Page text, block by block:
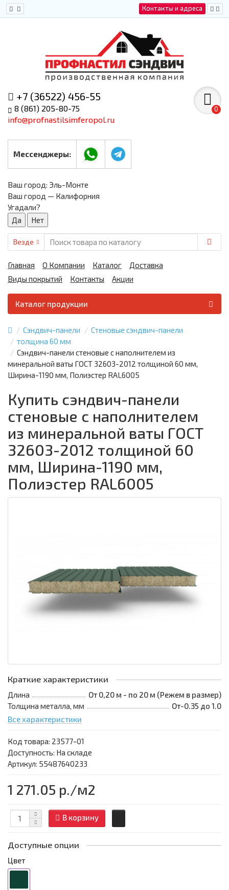
Контакты и адреса
+7 (36522) 456-55
8 (861) 205-80-75
info@profnastilsimferopol.ru
Мессенджеры:
0
Ваш город: Эль-Монте
Ваш город — Калифорния
Угадали?
Везде
Главная О Компании Каталог
Доставка
Виды покрытий
Контакты Акции
Каталог продукции
Сэндвич-панели
Стеновые сэндвич-панели
толщина 60 мм
Сэндвич-панели стеновые с наполнителем из
минеральной ваты ГОСТ 32603-2012 толщиной 60 мм,
Ширина-1190 мм, Полиэстер RAL6005
Купить сэндвич-панели
стеновые с наполнителем
из минеральной ваты ГОСТ
32603-2012 толщиной 60
мм, Ширина-1190 мм,
Полиэстер RAL6005
Краткие характеристики
Длина
От 0,20 м - по 20 м (Режем в размер)
Толщина металла, мм
От-0.35 до 1.0
Все характеристики
Код товара: 23577-01
Доступность: На складе
Артикул: 55487640233
1 271.05 р./м2
В корзину
Доступные опции
Цвет